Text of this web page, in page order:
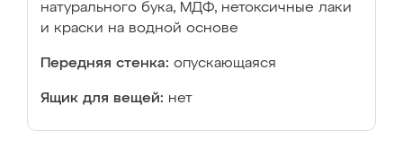
натурального бука, МДФ, нетоксичные лаки
и краски на водной основе
Передняя стенка: опускающаяся
Ящик для вещей: нет